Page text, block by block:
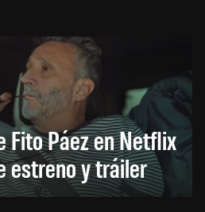
Fito Páez en Netflix
estreno y tráiler